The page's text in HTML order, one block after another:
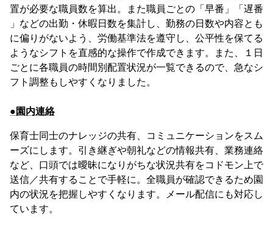
置が必要な職員数を算出。また職員ごとの「早番」「遅番
」などの出勤・休暇日数を集計し、勤務の日数や内容とも
に偏りがないよう、労働基準法を遵守し、公平性を保てる
ようなシフトを直感的な操作で作成できます。また、１日
ごとに各職員の時間別配置状況が一覧できるので、急なシ
フト調整もしやすくなりました。
●園内連絡
保育士同士のナレッジの共有、コミュニケーションをスム
ーズにします。引き継ぎや朝礼などの情報共有、業務連絡
など、口頭では曖昧になりがちな状況共有をコドモン上で
送信／共有することで手軽に。全職員が確認できるため園
内の状況を把握しやすくなります。メール配信にも対応し
ています。